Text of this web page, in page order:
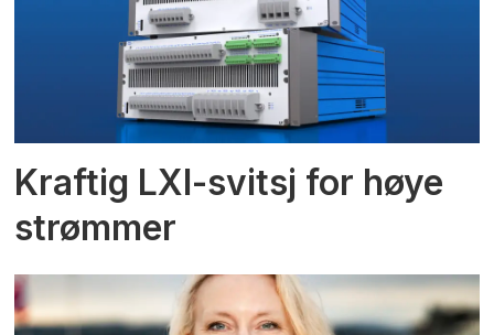
Kraftig LXI-svitsj for høye
strømmer